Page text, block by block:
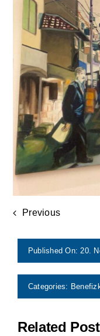
Previous
Published On: 20.
Categories:
Related